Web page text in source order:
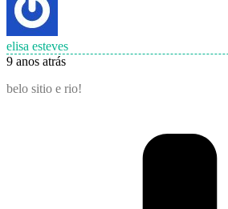
elisa esteves
9 anos atrás
belo sitio e rio!